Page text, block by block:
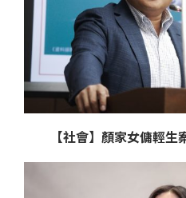
【社會】顏家女傭輕